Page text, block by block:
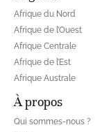
Afrique du Nord
Afrique de l’Ouest
Afrique Centrale
Afrique de l’Est
Afrique Australe
À propos
Qui sommes-nous ?